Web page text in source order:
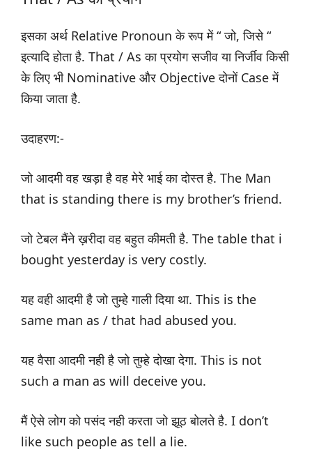
इसका अर्थ Relative Pronoun के रूप में “ जो, जिसे “
इत्यादि होता है. That / As का प्रयोग सजीव या निर्जीव किसी
के लिए भी Nominative और Objective दोनों Case में
किया जाता है.
उदाहरण:-
जो आदमी वह खड़ा है वह मेरे भाई का दोस्त है. The Man
that is standing there is my brother’s friend.
जो टेबल मैंने ख़रीदा वह बहुत कीमती है. The table that i
bought yesterday is very costly.
यह वही आदमी है जो तुम्हे गाली दिया था. This is the
same man as / that had abused you.
यह वैसा आदमी नही है जो तुम्हे दोखा देगा. This is not
such a man as will deceive you.
मैं ऐसे लोग को पसंद नही करता जो झूठ बोलते है. I don’t
like such people as tell a lie.